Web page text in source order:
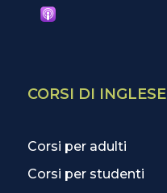
CORSI DI INGLESE
Corsi per adulti
Corsi per studenti